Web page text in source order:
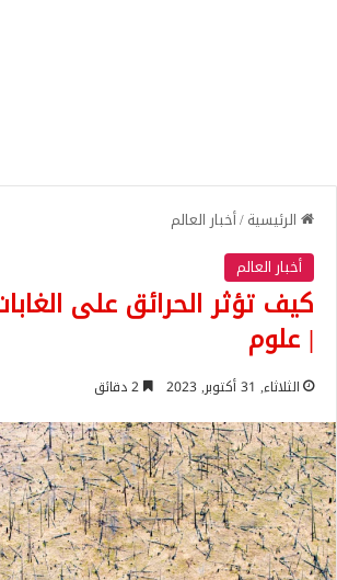
الرئيسية/أخبار العالم
أخبار العالم
كيف تؤثر الحرائق على
| علوم
الثلاثاء, 31 أكتوبر, 2023